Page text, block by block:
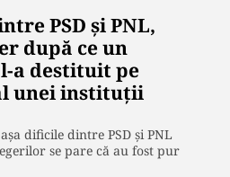
PSD și PNL,
după ce un
a destituit pe
unei instituții
dificile dintre PSD și PNL
se pare că au fost pur